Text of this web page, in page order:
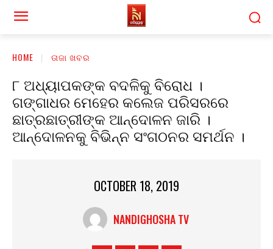
HOME ତାଜା ଖବର
୮ ଅଧ୍ୟାପକଙ୍କ ବଦଳିକୁ ବିରୋଧ ।
ଗଙ୍ଗାଧର ମେହେର କଲେଜ ପରିସରରେ
ଛାତ୍ରଛାତ୍ରୀଙ୍କ ଆନ୍ଦୋଳନ ଜାରି ।
ଆନ୍ଦୋଳନକୁ ବିଭିନ୍ନ ସଂଗଠନର ସମର୍ଥନ ।
OCTOBER 18, 2019
NANDIGHOSHA TV